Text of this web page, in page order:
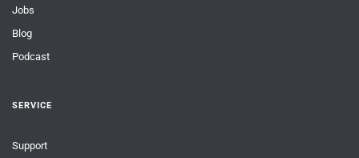
Jobs
Blog
Podcast
SERVICE
Support